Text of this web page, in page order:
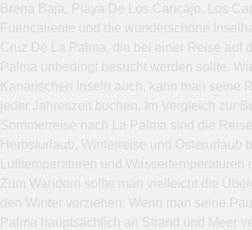
Brena Baja, Playa De Los Cancajo, Los
Fuencaliente und die wunderschöne
Cruz De La Palma, die bei einer Reise auf
Palma unbedingt besucht werden sollte.
Kanarischen Inseln auch, kann man seine
jeder Jahreszeit buchen. Im Vergleich zur
Sommerreise nach La Palma sind die
Herbsturlaub, Winterreise und Osterurlaub
Lufttemperaturen und Wassertemperaturen
Zum Wandern sollte man vielleicht die
den Winter vorziehen. Wenn man seine
Palma hauptsächlich an Strand und Meer